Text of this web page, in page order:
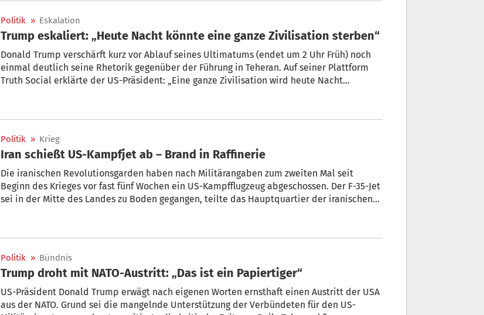
Politik » Eskalation
Trump eskaliert: „Heute Nacht könnte eine ganze Zivilisation sterben“
Donald Trump verschärft kurz vor Ablauf seines Ultimatums (endet um 2 Uhr Früh) noch
einmal deutlich seine Rhetorik gegenüber der Führung in Teheran. Auf seiner Plattform
Truth Social erklärte der US-Präsident: „Eine ganze Zivilisation wird heute Nacht
Politik » Krieg
Iran schießt US-Kampfjet ab – Brand in Raffinerie
Die iranischen Revolutionsgarden haben nach Militärangaben zum zweiten Mal seit
Beginn des Krieges vor fast fünf Wochen ein US-Kampfflugzeug abgeschossen. Der F-35-Jet
sei in der Mitte des Landes zu Boden gegangen, teilte das Hauptquartier der iranischen
Politik » Bündnis
Trump droht mit NATO-Austritt: „Das ist ein Papiertiger“
US-Präsident Donald Trump erwägt nach eigenen Worten ernsthaft einen Austritt der USA
aus der NATO. Grund sei die mangelnde Unterstützung der Verbündeten für den US-